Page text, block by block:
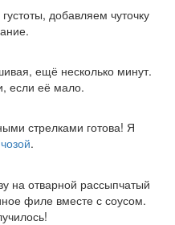
добавляем чуточку
ещё несколько минут.
если её мало.
стрелками готова! Я
.
на отварной рассыпчатый
филе вместе с соусом.